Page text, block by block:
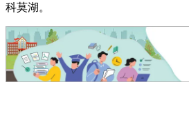
科莫湖。